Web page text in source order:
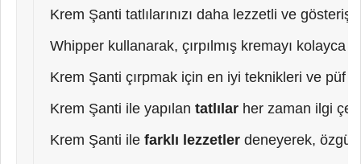
Krem Şanti tatlılarınızı daha lezzetli ve
Whipper kullanarak, çırpılmış kremayı kolayca
Krem Şanti çırpmak için en iyi teknikleri ve püf
Krem Şanti ile yapılan tatlılarher zaman ilgi
Krem Şanti ile farklı lezzetlerdeneyerek,